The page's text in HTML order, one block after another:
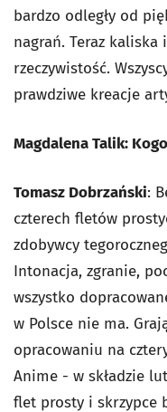
bardzo odległy od
nagrań. Teraz kaliska
rzeczywistość.
prawdziwe kreacje
Magdalena Talik:
Tomasz Dobrzański:
czterech fletów
zdobywcy
Intonacja, zgranie,
wszystko
w Polsce nie ma.
opracowaniu na
Anime - w składzie
flet prosty i skrzypce